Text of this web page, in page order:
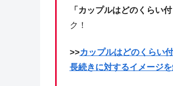
「カップルはどのくらい
ク！
>>カップルはどのくらい
長続きに対するイメージ